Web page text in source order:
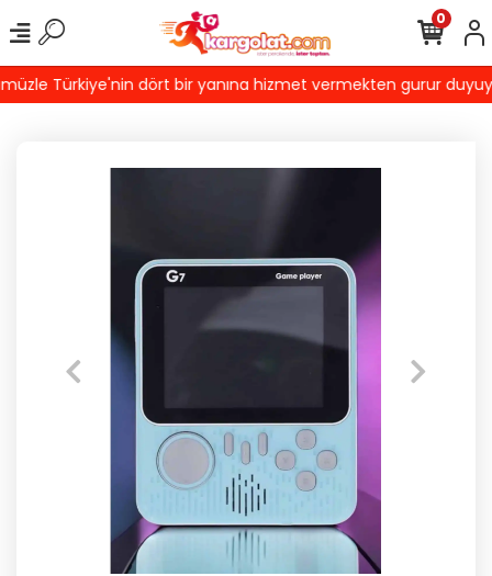
Türkiye'nin dört bir yanına hizmet vermekten gurur
0